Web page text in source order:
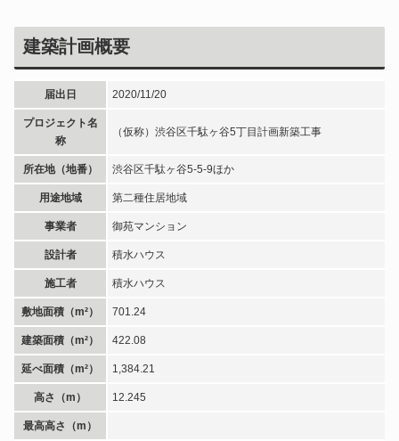
建築計画概要
届出日 2020/11/20
プロジェクト名
称
（仮称）渋谷区千駄ヶ谷5丁目計画新築工事
所在地（地番） 渋谷区千駄ヶ谷5-5-9ほか
用途地域 第二種住居地域
事業者 御苑マンション
設計者 積水ハウス
施工者 積水ハウス
敷地面積（m²） 701.24
建築面積（m²） 422.08
延べ面積（m²） 1,384.21
高さ（m） 12.245
最高高さ（m）